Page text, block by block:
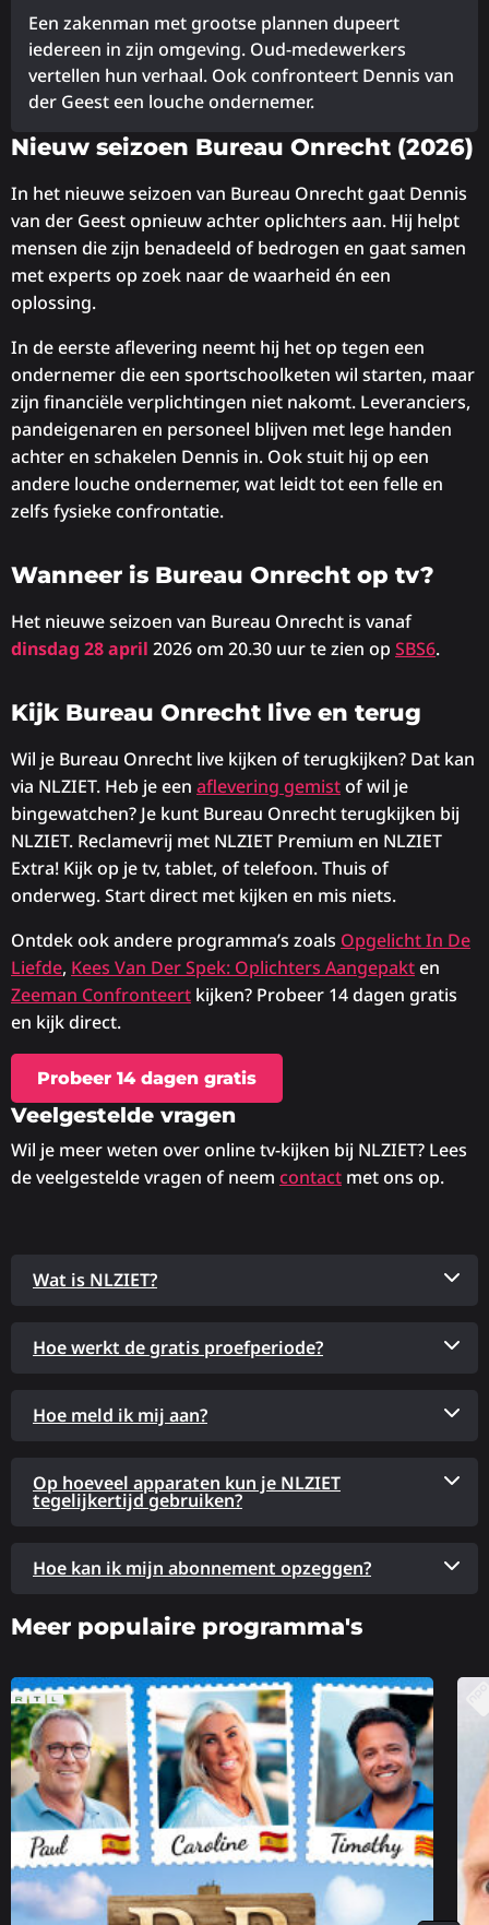
Een zakenman met grootse plannen dupeert
iedereen in zijn omgeving. Oud-medewerkers
vertellen hun verhaal. Ook confronteert Dennis van
der Geest een louche ondernemer.
Lees
over
Nieuw seizoen Bureau Onrecht (2026)
In het nieuwe seizoen van Bureau Onrecht gaat Dennis
van der Geest opnieuw achter oplichters aan. Hij helpt
mensen die zijn benadeeld of bedrogen en gaat samen
met experts op zoek naar de waarheid én een
oplossing.
In de eerste aflevering neemt hij het op tegen een
ondernemer die een sportschoolketen wil starten, maar
zijn financiële verplichtingen niet nakomt. Leveranciers,
pandeigenaren en personeel blijven met lege handen
achter en schakelen Dennis in. Ook stuit hij op een
andere louche ondernemer, wat leidt tot een felle en
zelfs fysieke confrontatie.
Wanneer is Bureau Onrecht op tv?
Het nieuwe seizoen van Bureau Onrecht is vanaf
dinsdag 28 april 2026 om 20.30 uur te zien op SBS6.
Kijk Bureau Onrecht live en terug
Wil je Bureau Onrecht live kijken of terugkijken? Dat kan
via NLZIET. Heb je een aflevering gemistof wil je
bingewatchen? Je kunt Bureau Onrecht terugkijken bij
NLZIET. Reclamevrij met NLZIET Premium en NLZIET
Extra! Kijk op je tv, tablet, of telefoon. Thuis of
onderweg. Start direct met kijken en mis niets.
Ontdek ook andere programma’s zoals Opgelicht In De
Liefde, Kees Van Der Spek: Oplichters Aangepakten
Zeeman Confronteert kijken? Probeer 14 dagen gratis
en kijk direct.
Probeer 14 dagen gratis
Veelgestelde vragen
Wil je meer weten over online tv-kijken bij NLZIET? Lees
de veelgestelde vragen of neem contact met ons op.
Wat is NLZIET?
Hoe werkt de gratis proefperiode?
Hoe meld ik mij aan?
Op hoeveel apparaten kun je NLZIET
tegelijkertijd gebruiken?
Hoe kan ik mijn abonnement opzeggen?
Meer populaire programma's